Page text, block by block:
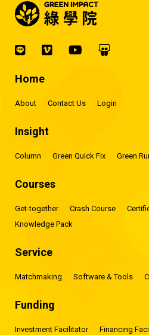
Home
About Contact Us Login
Insight
Column Green Quick Fix Green
Courses
Get-together Crash Course
Knowledge Pack
Service
Matchmaking Software & Tools
Funding
Investment Facilitator Financing